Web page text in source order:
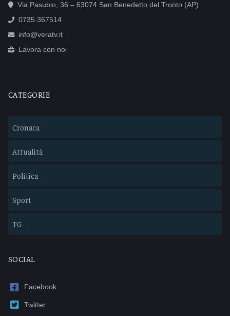
Via Pasubio, 36 – 63074 San Benedetto del Tronto (AP)
0735 367514
info@veratv.it
Lavora con noi
CATEGORIE
Cronaca
Attualità
Politica
Sport
TG
SOCIAL
Facebook
Twitter